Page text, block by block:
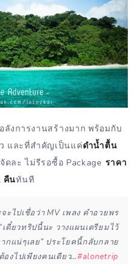
ลังการงานสร้างมาก พร้อมกับ
และที่สำคัญเป็นแค่ดำน้ำตื้น
ดละ ไม่รีรอซื้อ Package ราคา
คืนทันที
ะไปเชื่อว่า MV เพลง คำอวยพร
เดี๋ยวทริปนี้นะ วางแผนเตรียมไว้
แน่ๆเลย” ประโยคนี้กลับกลาย
งไปเพียงคนเดียว…#alonetrip